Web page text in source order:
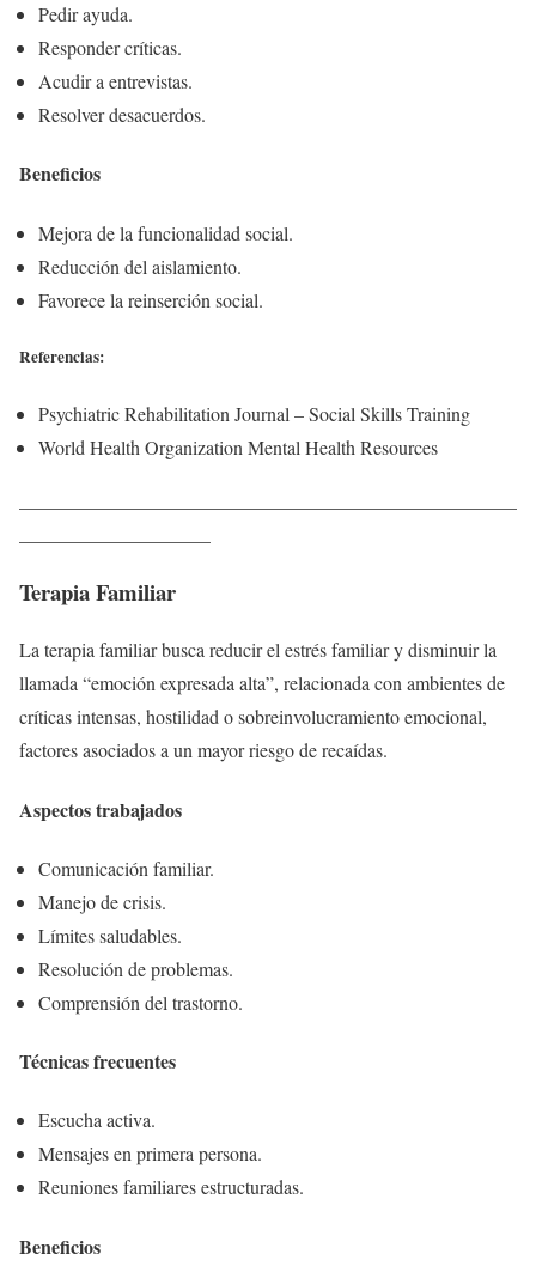
Pedir ayuda.
Responder críticas.
Acudir a entrevistas.
Resolver desacuerdos.
Beneficios
Mejora de la funcionalidad social.
Reducción del aislamiento.
Favorece la reinserción social.
Referencias:
Psychiatric Rehabilitation Journal – Social Skills Training
World Health Organization Mental Health Resources
Terapia Familiar
La terapia familiar busca reducir el estrés familiar y disminuir la
llamada “emoción expresada alta”, relacionada con ambientes de
críticas intensas, hostilidad o sobreinvolucramiento emocional,
factores asociados a un mayor riesgo de recaídas.
Aspectos trabajados
Comunicación familiar.
Manejo de crisis.
Límites saludables.
Resolución de problemas.
Comprensión del trastorno.
Técnicas frecuentes
Escucha activa.
Mensajes en primera persona.
Reuniones familiares estructuradas.
Beneficios